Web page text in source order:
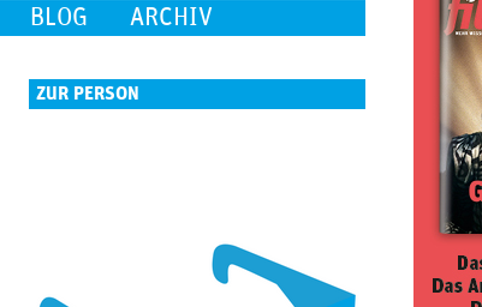
BLOG ARCHIV
ZUR PERSON